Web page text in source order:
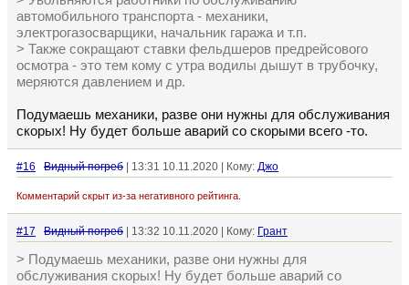
автомобильного транспорта - механики,
электрогазосварщики, начальник гаража и т.п.
> Также сокращают ставки фельдшеров предрейсового
осмотра - это тем кому с утра водилы дышут в трубочку,
меряются давлением и др.
Подумаешь механики, разве они нужны для обслуживания
скорых! Ну будет больше аварий со скорыми всего -то.
#16 Видный погреб | 13:31 10.11.2020 | Кому: Джо
Комментарий скрыт из-за негативного рейтинга.
#17 Видный погреб | 13:32 10.11.2020 | Кому: Грант
> Подумаешь механики, разве они нужны для
обслуживания скорых! Ну будет больше аварий со